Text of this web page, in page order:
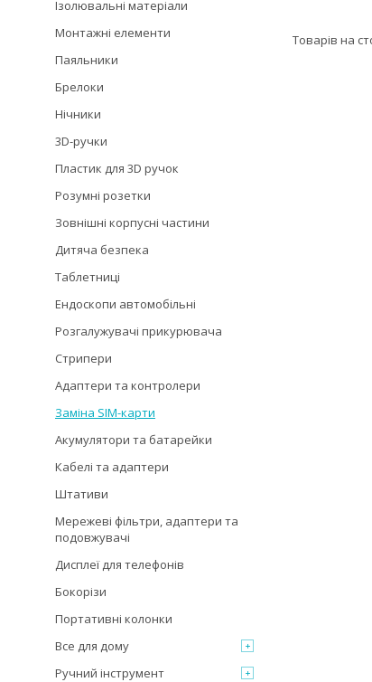
Ізолювальні матеріали
Монтажні елементи
Паяльники
Брелоки
Нічники
3D-ручки
Пластик для 3D ручок
Розумні розетки
Зовнішні корпусні частини
Дитяча безпека
Таблетниці
Ендоскопи автомобільні
Розгалужувачі прикурювача
Стрипери
Адаптери та контролери
Заміна SIM-карти
Акумулятори та батарейки
Кабелі та адаптери
Штативи
Мережеві фільтри, адаптери та
подовжувачі
Дисплеї для телефонів
Бокорізи
Портативні колонки
Все для дому
Ручний інструмент